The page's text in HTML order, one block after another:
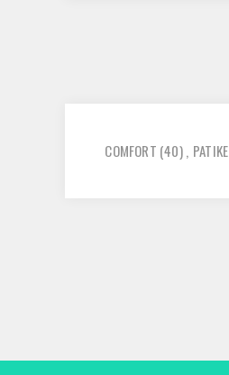
COMFORT (40), PATIKE